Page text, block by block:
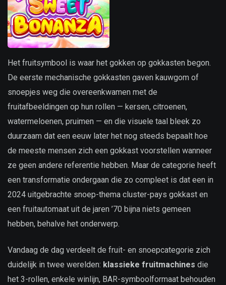
Het fruitsymbool is waar het gokken op gokkasten begon.
De eerste mechanische gokkasten gaven kauwgom of
snoepjes weg die overeenkwamen met de
fruitafbeeldingen op hun rollen — kersen, citroenen,
watermeloenen, pruimen — en die visuele taal bleek zo
duurzaam dat een eeuw later het nog steeds bepaalt hoe
de meeste mensen zich een gokkast voorstellen wanneer
ze geen andere referentie hebben. Maar de categorie heeft
een transformatie ondergaan die zo compleet is dat een in
2024 uitgebrachte snoep-thema cluster-pays gokkast en
een fruitautomaat uit de jaren ’70 bijna niets gemeen
hebben, behalve het onderwerp.
Vandaag de dag verdeelt de fruit- en snoepcategorie zich
duidelijk in twee werelden: klassieke fruitmachines die
het 3-rollen, enkele winlijn, BAR-symboolformaat behouden